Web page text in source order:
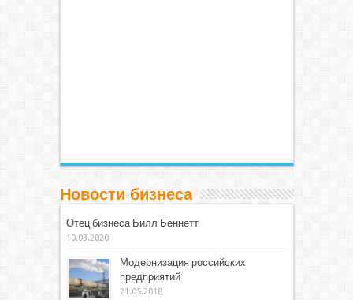
Новости бизнеса
Отец бизнеса Билл Беннетт
10.03.2020
Модернизация российских
предприятий
21.05.2018